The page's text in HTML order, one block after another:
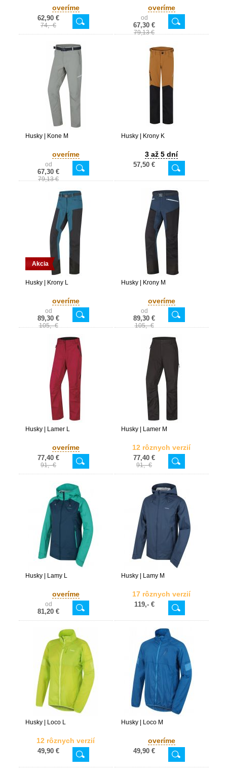
overíme
62,90 €
74,- €
overíme
od
67,30 €
79,13 €
Husky | Kone M
overíme
od
67,30 €
79,13 €
Husky | Krony K
3 až 5 dní
57,50 €
Akcia
Husky | Krony L
overíme
od
89,30 €
105,- €
Husky | Krony M
overíme
od
89,30 €
105,- €
Husky | Lamer L
overíme
77,40 €
91,- €
Husky | Lamer M
12 rôznych verzií
77,40 €
91,- €
Husky | Lamy L
overíme
od
81,20 €
Husky | Lamy M
17 rôznych verzií
119,- €
Husky | Loco L
12 rôznych verzií
49,90 €
Husky | Loco M
overíme
49,90 €